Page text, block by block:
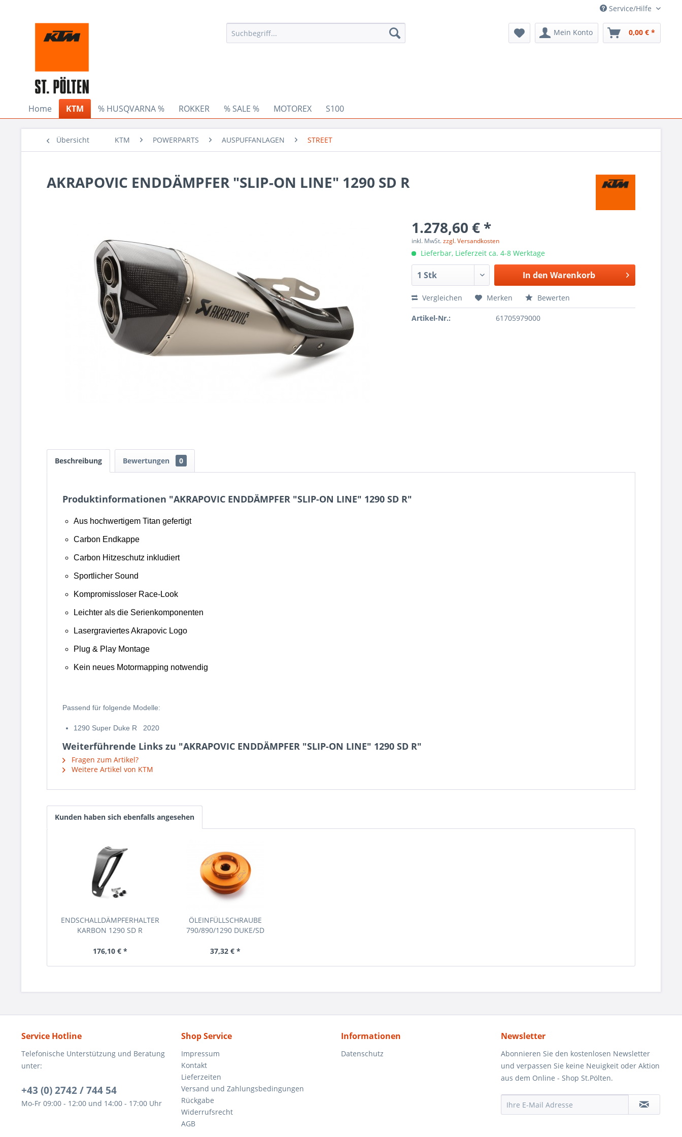
Service/Hilfe
Mein Konto 0,00 € *
Home KTM % HUSQVARNA % ROKKER % SALE % MOTOREX S100
Übersicht KTM POWERPARTS AUSPUFFANLAGEN STREET
AKRAPOVIC ENDDÄMPFER "SLIP-ON LINE" 1290 SD R
1.278,60 € *
inkl. MwSt.zzgl. Versandkosten
Lieferbar, Lieferzeit ca. 4-8 Werktage
In den Warenkorb
Vergleichen Merken Bewerten
Artikel-Nr.: 61705979000
Beschreibung Bewertungen 0
Produktinformationen "AKRAPOVIC ENDDÄMPFER "SLIP-ON LINE" 1290 SD R"
Aus hochwertigem Titan gefertigt
Carbon Endkappe
Carbon Hitzeschutz inkludiert
Sportlicher Sound
Kompromissloser Race-Look
Leichter als die Serienkomponenten
Lasergraviertes Akrapovic Logo
Plug & Play Montage
Kein neues Motormapping notwendig
Passend für folgende Modelle:
1290 Super Duke R 2020
Weiterführende Links zu "AKRAPOVIC ENDDÄMPFER "SLIP-ON LINE" 1290 SD R"
Fragen zum Artikel?
Weitere Artikel von KTM
Kunden haben sich ebenfalls angesehen
ENDSCHALLDÄMPFERHALTER
KARBON 1290 SD R
176,10 € *
ÖLEINFÜLLSCHRAUBE
790/890/1290 DUKE/SD
37,32 € *
Service Hotline
Telefonische Unterstützung und Beratung
unter:
+43 (0) 2742 / 744 54
Mo-Fr 09:00 - 12:00 und 14:00 - 17:00 Uhr
Shop Service
Impressum
Kontakt
Lieferzeiten
Versand und Zahlungsbedingungen
Rückgabe
Widerrufsrecht
AGB
Informationen
Datenschutz
Newsletter
Abonnieren Sie den kostenlosen Newsletter
und verpassen Sie keine Neuigkeit oder Aktion
aus dem Online - Shop St.Pölten.